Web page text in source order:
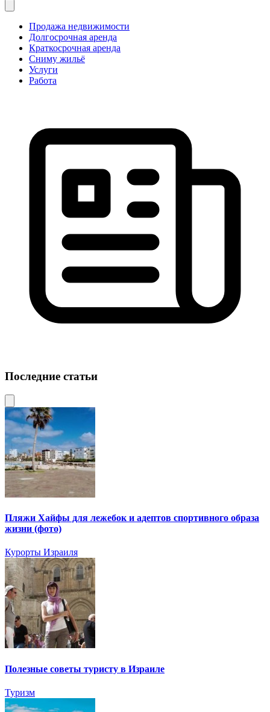
Продажа недвижимости
Долгосрочная аренда
Краткосрочная аренда
Сниму жильё
Услуги
Работа
Последние статьи
Пляжи Хайфы для лежебок и адептов спортивного образа
жизни (фото)
Курорты Израиля
Полезные советы туристу в Израиле
Туризм